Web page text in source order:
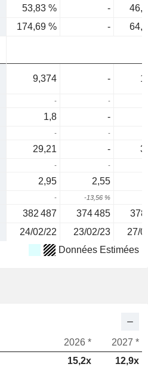
53,83 % -
174,69 % -
9,374 -
- -
1,8 -
- -
29,21 -
- -
2,95 2,55
- -13,56 %
382 487 374 485
378
24/02/22 23/02/23 27/
Données Estimées
2026 *
2027 *
15,2x 12,9x